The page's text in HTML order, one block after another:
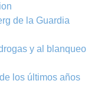
de la Guardia
y al blanqueo
los últimos años